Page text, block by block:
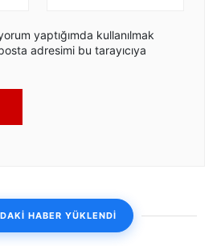
yaptığımda kullanılmak
adresimi bu tarayıcıya
HABER YÜKLENDİ